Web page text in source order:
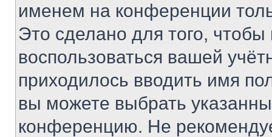
именем на конференции
Это сделано для того, чтобы
воспользоваться вашей
приходилось вводить имя
вы можете выбрать
конференцию. Не